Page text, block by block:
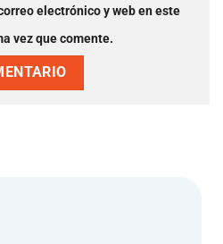
electrónico y web en este
vez que comente.